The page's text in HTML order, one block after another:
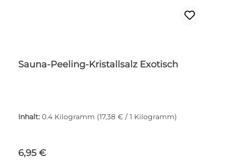
Sauna-Peeling-Kristallsalz Exotisch
Inhalt: 0.4 Kilogramm (17,38 € / 1 Kilogramm)
Regulärer Preis:
6,95 €